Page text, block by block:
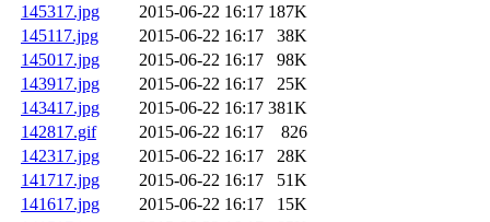
145317.jpg
2015-06-22 16:17 187K
145117.jpg
2015-06-22 16:17
38K
145017.jpg
2015-06-22 16:17
98K
143917.jpg
2015-06-22 16:17
25K
143417.jpg
2015-06-22 16:17 381K
142817.gif
2015-06-22 16:17
826
142317.jpg
2015-06-22 16:17
28K
141717.jpg
2015-06-22 16:17
51K
141617.jpg
2015-06-22 16:17
15K